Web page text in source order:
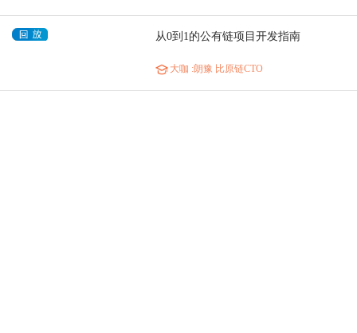
从0到1的公有链项目开发指南
大咖 :朗豫 比原链CTO